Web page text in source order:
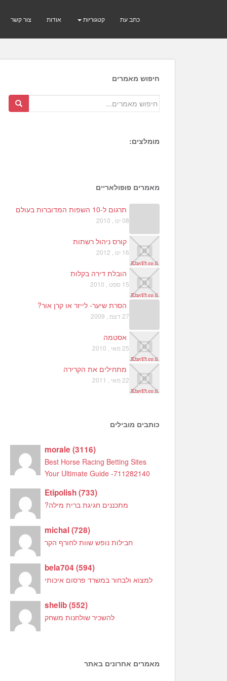
צור קשר אודות קטגוריות כתב עת
חיפוש מאמרים
מומלצים:
מאמרים פופולאריים
תרגום ל-10 השפות המדוברות בעולם
08 ינו , 2010
קורס ניהול רשתות
16 ינו , 2012
הובלת דירה בקלות
15 ספט , 2010
הסרת שיער- לייזר או קרן אור?
27 דצמ , 2009
אסטמה
25 מאי , 2010
מתחילים את הקרירה
22 מאי , 2011
כותבים מובילים
morale(3116)
Best Horse Racing Betting Sites
Your Ultimate Guide -711282140
Etipolish(733)
מתכננים חגיגת ברית מילה?
michal(728)
חבילות נופש שוות לחורף הקר
bela704(594)
למצוא ולבחור במשרד פרסום איכותי
shelib(552)
להשכיר שולחנות משחק
מאמרים אחרונים באתר